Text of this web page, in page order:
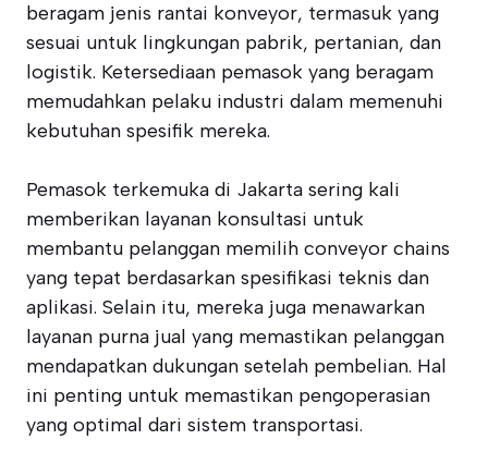
beragam jenis rantai konveyor, termasuk yang
sesuai untuk lingkungan pabrik, pertanian, dan
logistik. Ketersediaan pemasok yang beragam
memudahkan pelaku industri dalam memenuhi
kebutuhan spesifik mereka.
Pemasok terkemuka di Jakarta sering kali
memberikan layanan konsultasi untuk
membantu pelanggan memilih conveyor chains
yang tepat berdasarkan spesifikasi teknis dan
aplikasi. Selain itu, mereka juga menawarkan
layanan purna jual yang memastikan pelanggan
mendapatkan dukungan setelah pembelian. Hal
ini penting untuk memastikan pengoperasian
yang optimal dari sistem transportasi.